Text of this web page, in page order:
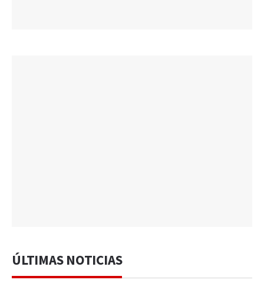
ÚLTIMAS NOTICIAS